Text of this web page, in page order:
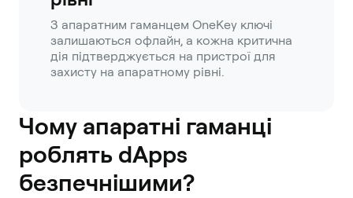
З апаратним гаманцем OneKey ключі
залишаються офлайн, а кожна критична
дія підтверджується на пристрої для
захисту на апаратному рівні.
Чому апаратні гаманці
роблять dApps
безпечнішими?